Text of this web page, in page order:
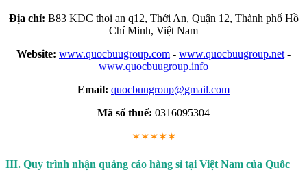
Địa chỉ: B83 KDC thoi an q12, Thới An, Quận 12, Thành phố Hồ
Chí Minh, Việt Nam
Website: www.quocbuugroup.com - www.quocbuugroup.net -
www.quocbuugroup.info
Email: quocbuugroup@gmail.com
Mã số thuế: 0316095304
✶✶✶✶✶
III. Quy trình nhận quảng cáo hàng sỉ tại Việt Nam của Quốc